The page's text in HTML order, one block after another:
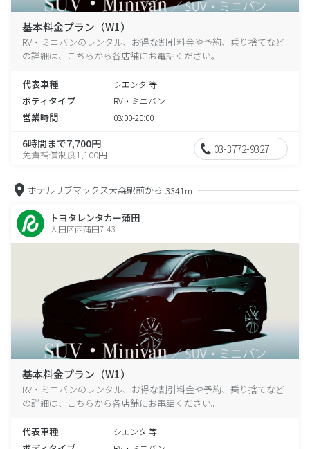
基本料金プラン（W1）
RV・ミニバンのレンタル、お得な割引料金や予約、乗り捨てなど
の詳細は、こちらから各店舗にお電話ください。
代表車種 シエンタ 等
ボディタイプ RV・ミニバン
営業時間 08:00-20:00
6時間まで7,700円
免責補償制度1,100円 03-3772-9327
ホテルリブマックス大森駅前から 3341m
トヨタレンタカー蒲田
大田区西蒲田7-43
基本料金プラン（W1）
RV・ミニバンのレンタル、お得な割引料金や予約、乗り捨てなど
の詳細は、こちらから各店舗にお電話ください。
代表車種 シエンタ 等